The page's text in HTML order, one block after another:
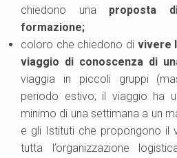
chiedono una proposta
formazione;
coloro che chiedono di vivere
viaggio di conoscenza di
viaggia in piccoli gruppi
periodo estivo; il viaggio ha
minimo di una settimana a un
e gli Istituti che propongono il
tutta l’organizzazione